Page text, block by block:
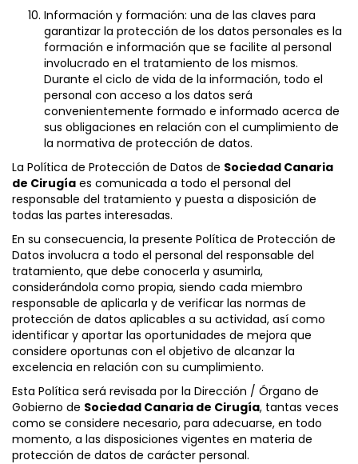
Información y formación: una de las claves para
garantizar la protección de los datos personales es la
formación e información que se facilite al personal
involucrado en el tratamiento de los mismos.
Durante el ciclo de vida de la información, todo el
personal con acceso a los datos será
convenientemente formado e informado acerca de
sus obligaciones en relación con el cumplimiento de
la normativa de protección de datos.
La Política de Protección de Datos de Sociedad Canaria
de Cirugía es comunicada a todo el personal del
responsable del tratamiento y puesta a disposición de
todas las partes interesadas.
En su consecuencia, la presente Política de Protección de
Datos involucra a todo el personal del responsable del
tratamiento, que debe conocerla y asumirla,
considerándola como propia, siendo cada miembro
responsable de aplicarla y de verificar las normas de
protección de datos aplicables a su actividad, así como
identificar y aportar las oportunidades de mejora que
considere oportunas con el objetivo de alcanzar la
excelencia en relación con su cumplimiento.
Esta Política será revisada por la Dirección / Órgano de
Gobierno de Sociedad Canaria de Cirugía, tantas veces
como se considere necesario, para adecuarse, en todo
momento, a las disposiciones vigentes en materia de
protección de datos de carácter personal.